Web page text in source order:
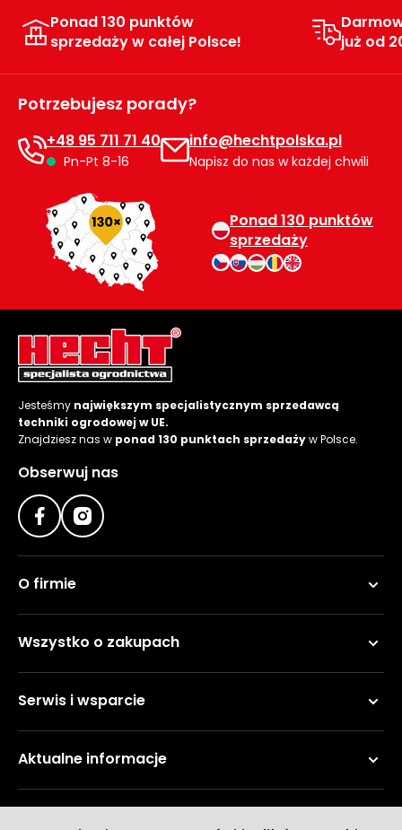
Ponad 130 punktów
sprzedaży w całej Polsce!
już od
Potrzebujesz porady?
+48 95 711 71 40
Pn-Pt 8-16
info@hechtpolska.pl
Napisz do nas w każdej chwili
Ponad 130 punktów
sprzedaży
Jesteśmy największym specjalistycznym sprzedawcą
techniki ogrodowej w UE.
Znajdziesz nas w ponad 130 punktach sprzedażyw Polsce.
Obserwuj nas
O firmie
Wszystko o zakupach
Serwis i wsparcie
Aktualne informacje